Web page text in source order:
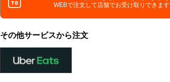
WEBで注文して店舗でお受け取りできます
その他サービスから注文